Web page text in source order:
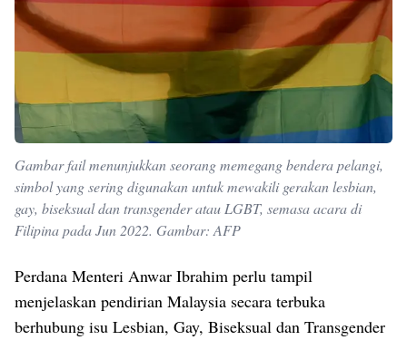
Gambar fail menunjukkan seorang memegang bendera pelangi,
simbol yang sering digunakan untuk mewakili gerakan lesbian,
gay, biseksual dan transgender atau LGBT, semasa acara di
Filipina pada Jun 2022. Gambar: AFP
Perdana Menteri Anwar Ibrahim perlu tampil
menjelaskan pendirian Malaysia secara terbuka
berhubung isu Lesbian, Gay, Biseksual dan Transgender